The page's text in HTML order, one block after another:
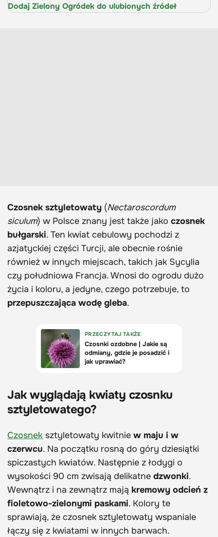
Dodaj Zielony Ogródek do ulubionych źródeł
Czosnek sztyletowaty (Nectaroscordum
siculum) w Polsce znany jest także jako czosnek
bułgarski. Ten kwiat cebulowy pochodzi z
azjatyckiej części Turcji, ale obecnie rośnie
również w innych miejscach, takich jak Sycylia
czy południowa Francja. Wnosi do ogrodu dużo
życia i koloru, a jedyne, czego potrzebuje, to
przepuszczająca wodę gleba.
Jak wyglądają kwiaty czosnku
sztyletowatego?
Czosnek sztyletowaty kwitnie w maju i w
czerwcu. Na początku rosną do góry dziesiątki
spiczastych kwiatów. Następnie z łodygi o
wysokości 90 cm zwisają delikatne dzwonki.
Wewnątrz i na zewnątrz mają kremowy odcień z
fioletowo-zielonymi paskami. Kolory te
sprawiają, że czosnek sztyletowaty wspaniale
łączy się z kwiatami w innych barwach.